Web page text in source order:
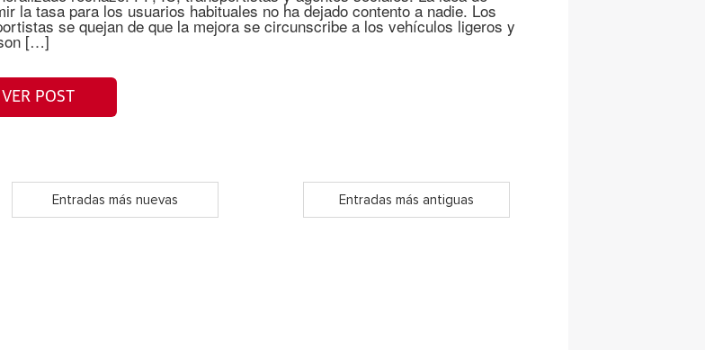
la tasa para los usuarios habituales no ha dejado contento a nadie. Los
se quejan de que la mejora se circunscribe a los vehículos ligeros y
[…]
VER POST
Entradas más nuevas Entradas más antiguas